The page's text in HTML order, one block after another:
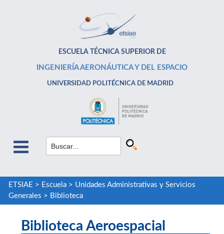
ESCUELA TÉCNICA SUPERIOR DE
INGENIERÍA AERONÁUTICA Y DEL ESPACIO
UNIVERSIDAD POLITÉCNICA DE MADRID
ETSIAE > Escuela> Unidades Administrativas y Servicios
Generales > Biblioteca
Biblioteca Aeroespacial